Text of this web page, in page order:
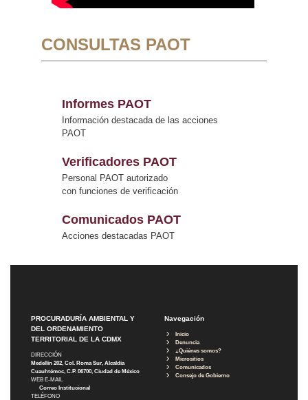
CONSULTAS PAOT
Informes PAOT
Información destacada de las acciones
PAOT
Verificadores PAOT
Personal PAOT autorizado
con funciones de verificación
Comunicados PAOT
Acciones destacadas PAOT
PROCURADURÍA AMBIENTAL Y
DEL ORDENAMIENTO
TERRITORIAL DE LA CDMX
DIRECCIÓN
Medellín 202, Col. Roma Sur, Alcaldía
Cuauhtémoc, C.P. 06700, Ciudad de México
WEB E-MAIL
Correo Institucional
TELÉFONO
Navegación
Inicio
Denuncia
¿Quiénes somos?
Micrositios
Comunicados
Consejo de Gobierno